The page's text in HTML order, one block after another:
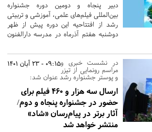
دبیر پنجاه و دومین دوره جشنواره
بین‌المللی فیلم‌های علمی، آموزشی و تربیتی
رشد از افتتاحیه این دوره پیش از ظهر
دوشنبه هفتم آذرماه در مدرسه دارالفنون
09:15 - 23 آبان 1401در نشست خبری و
مراسم رونمایی از تیزر
و پوستر جشنواره رشد عنوان شد:
ارسال سه هزار و 460 فیلم برای
حضور در جشنواره پنجاه و دوم/
آثار برتر در پیام‌رسان «شاد»
منتشر خواهد شد